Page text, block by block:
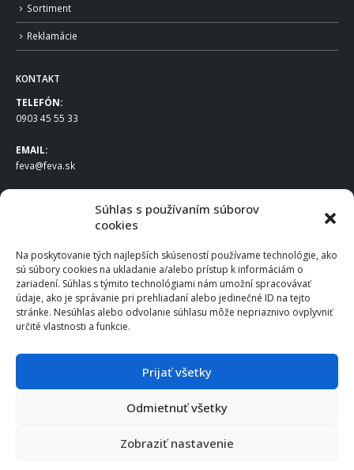
Súhlas s používaním súborov
cookies
Na poskytovanie tých najlepších skúseností používame technológie, ako
sú súbory cookies na ukladanie a/alebo prístup k informáciám o
zariadení. Súhlas s týmito technológiami nám umožní spracovávať
údaje, ako je správanie pri prehliadaní alebo jedinečné ID na tejto
stránke. Nesúhlas alebo odvolanie súhlasu môže nepriaznivo ovplyvniť
určité vlastnosti a funkcie.
Prijať všetky
Odmietnuť všetky
Zobraziť nastavenie
Sortiment
Reklamácie
KONTAKT
TELEFÓN:
0903 45 55 33
EMAIL:
feva@feva.sk
FEVA Slovakia SK s.r.o.
831 04 Bratislava
IČO: 50922688
DIČ: 2120539388
IČ DPH: SK2120539388
Po – Pia: 8:00 – 16:30